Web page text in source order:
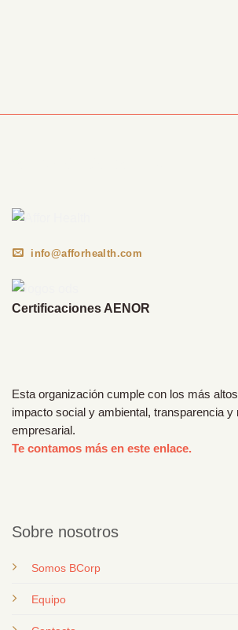
info@afforhealth.com
Certificaciones AENOR
Esta organización cumple con los más
impacto social y ambiental, transparencia y
empresarial.
Te contamos más en este enlace.
Sobre nosotros
Somos BCorp
Equipo